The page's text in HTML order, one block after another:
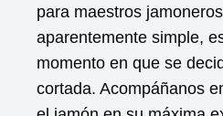
para maestros
aparentemente simple,
momento en que se
cortada. Acompáñanos